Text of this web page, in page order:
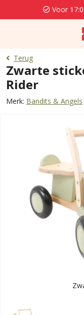
Voor
Terug
Zwarte
Rider
Merk: Bandits & Angels